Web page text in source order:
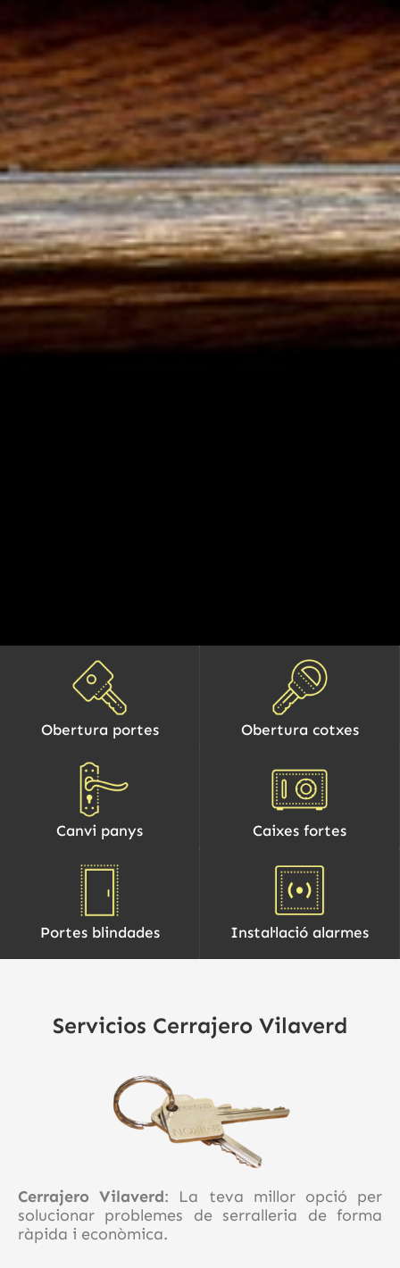
Obertura portes Obertura cotxes
Canvi panys Caixes fortes
Portes blindades Instal·lació alarmes
Servicios Cerrajero Vilaverd
Cerrajero Vilaverd: La teva millor opció per
solucionar problemes de serralleria de forma
ràpida i econòmica.